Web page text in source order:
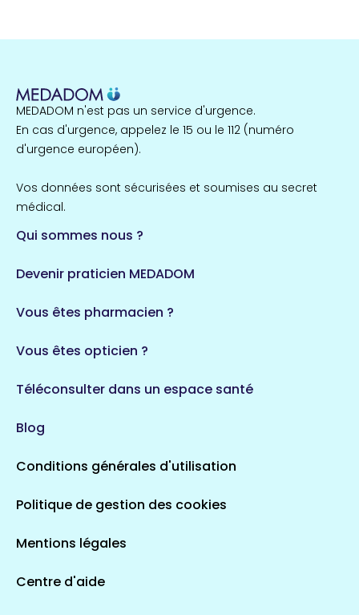
Île-de-France
857 espaces de santé
124 espaces de santé
Auvergne-Rhône-Alpes
720 espaces de santé
693 espaces de santé
Côtes-d'Armor
Maine-et-Loire
Loiret
Loir-et-Cher
1 espaces de santé
1 espaces de santé
MEDADOM n'est pas un service d'urgence.
En cas d'urgence, appelez le 15 ou le 112 (numéro
d'urgence européen).
Vos données sont sécurisées et soumises au secret
médical.
Qui sommes nous ?
Devenir praticien MEDADOM
Vous êtes pharmacien ?
Vous êtes opticien ?
Téléconsulter dans un espace santé
Blog
Conditions générales d'utilisation
Politique de gestion des cookies
Mentions légales
Centre d'aide